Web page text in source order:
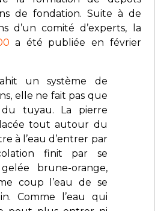
de fondation. Suite à de
d’un comité d’experts, la
a été publiée en février
un système de
elle ne fait pas que
du tuyau. La pierre
tout autour du
à l’eau d’entrer par
finit par se
brune-orange,
coup l’eau de se
Comme l’eau qui